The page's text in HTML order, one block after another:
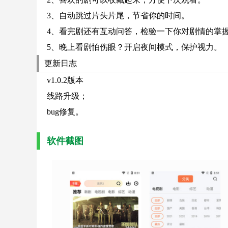
3、自动跳过片头片尾，节省你的时间。
4、看完剧还有互动问答，检验一下你对剧情的掌
5、晚上看剧怕伤眼？开启夜间模式，保护视力。
更新日志
v1.0.2版本
线路升级；
bug修复。
软件截图